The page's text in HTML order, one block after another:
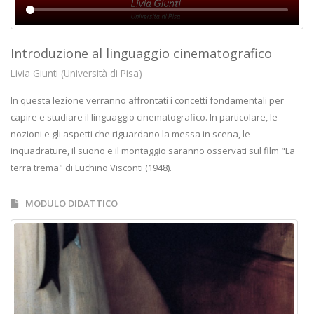
Introduzione al linguaggio cinematografico
Livia Giunti (Università di Pisa)
In questa lezione verranno affrontati i concetti fondamentali per
capire e studiare il linguaggio cinematografico. In particolare, le
nozioni e gli aspetti che riguardano la messa in scena, le
inquadrature, il suono e il montaggio saranno osservati sul film "La
terra trema" di Luchino Visconti (1948).
MODULO DIDATTICO